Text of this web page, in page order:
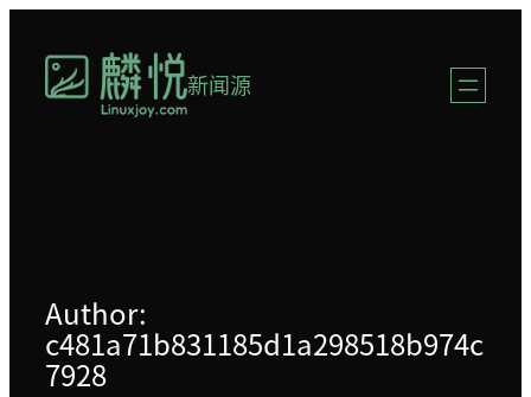
新闻源
Author:
c481a71b831185d1a298518b974c
7928